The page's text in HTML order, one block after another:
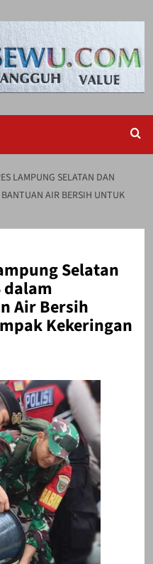
LAMPUNG SELATAN DAN
AIR BERSIH UNTUK
Selatan
dalam
Air Bersih
Kekeringan